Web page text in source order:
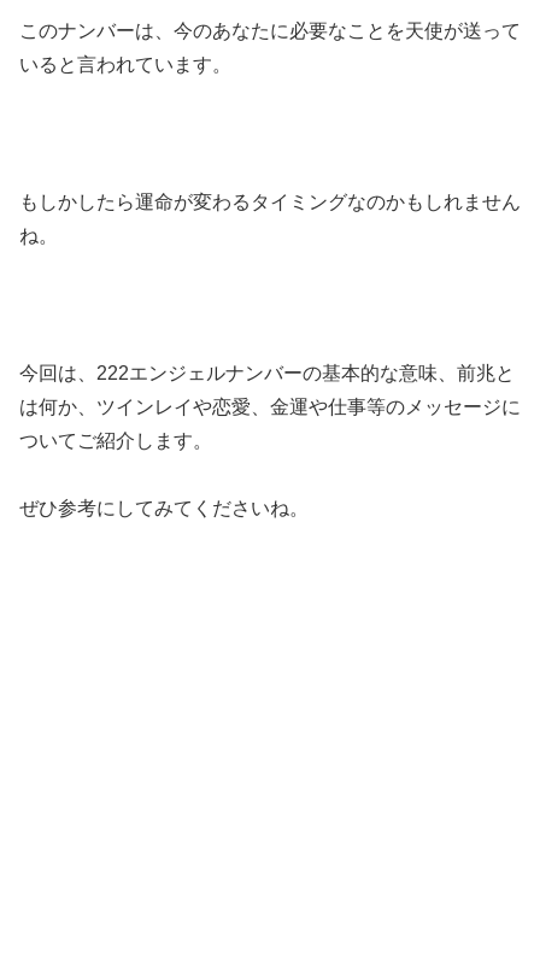
このナンバーは、今のあなたに必要なことを天使が送って
いると言われています。
もしかしたら運命が変わるタイミングなのかもしれません
ね。
今回は、222エンジェルナンバーの基本的な意味、前兆と
は何か、ツインレイや恋愛、金運や仕事等のメッセージに
ついてご紹介します。
ぜひ参考にしてみてくださいね。